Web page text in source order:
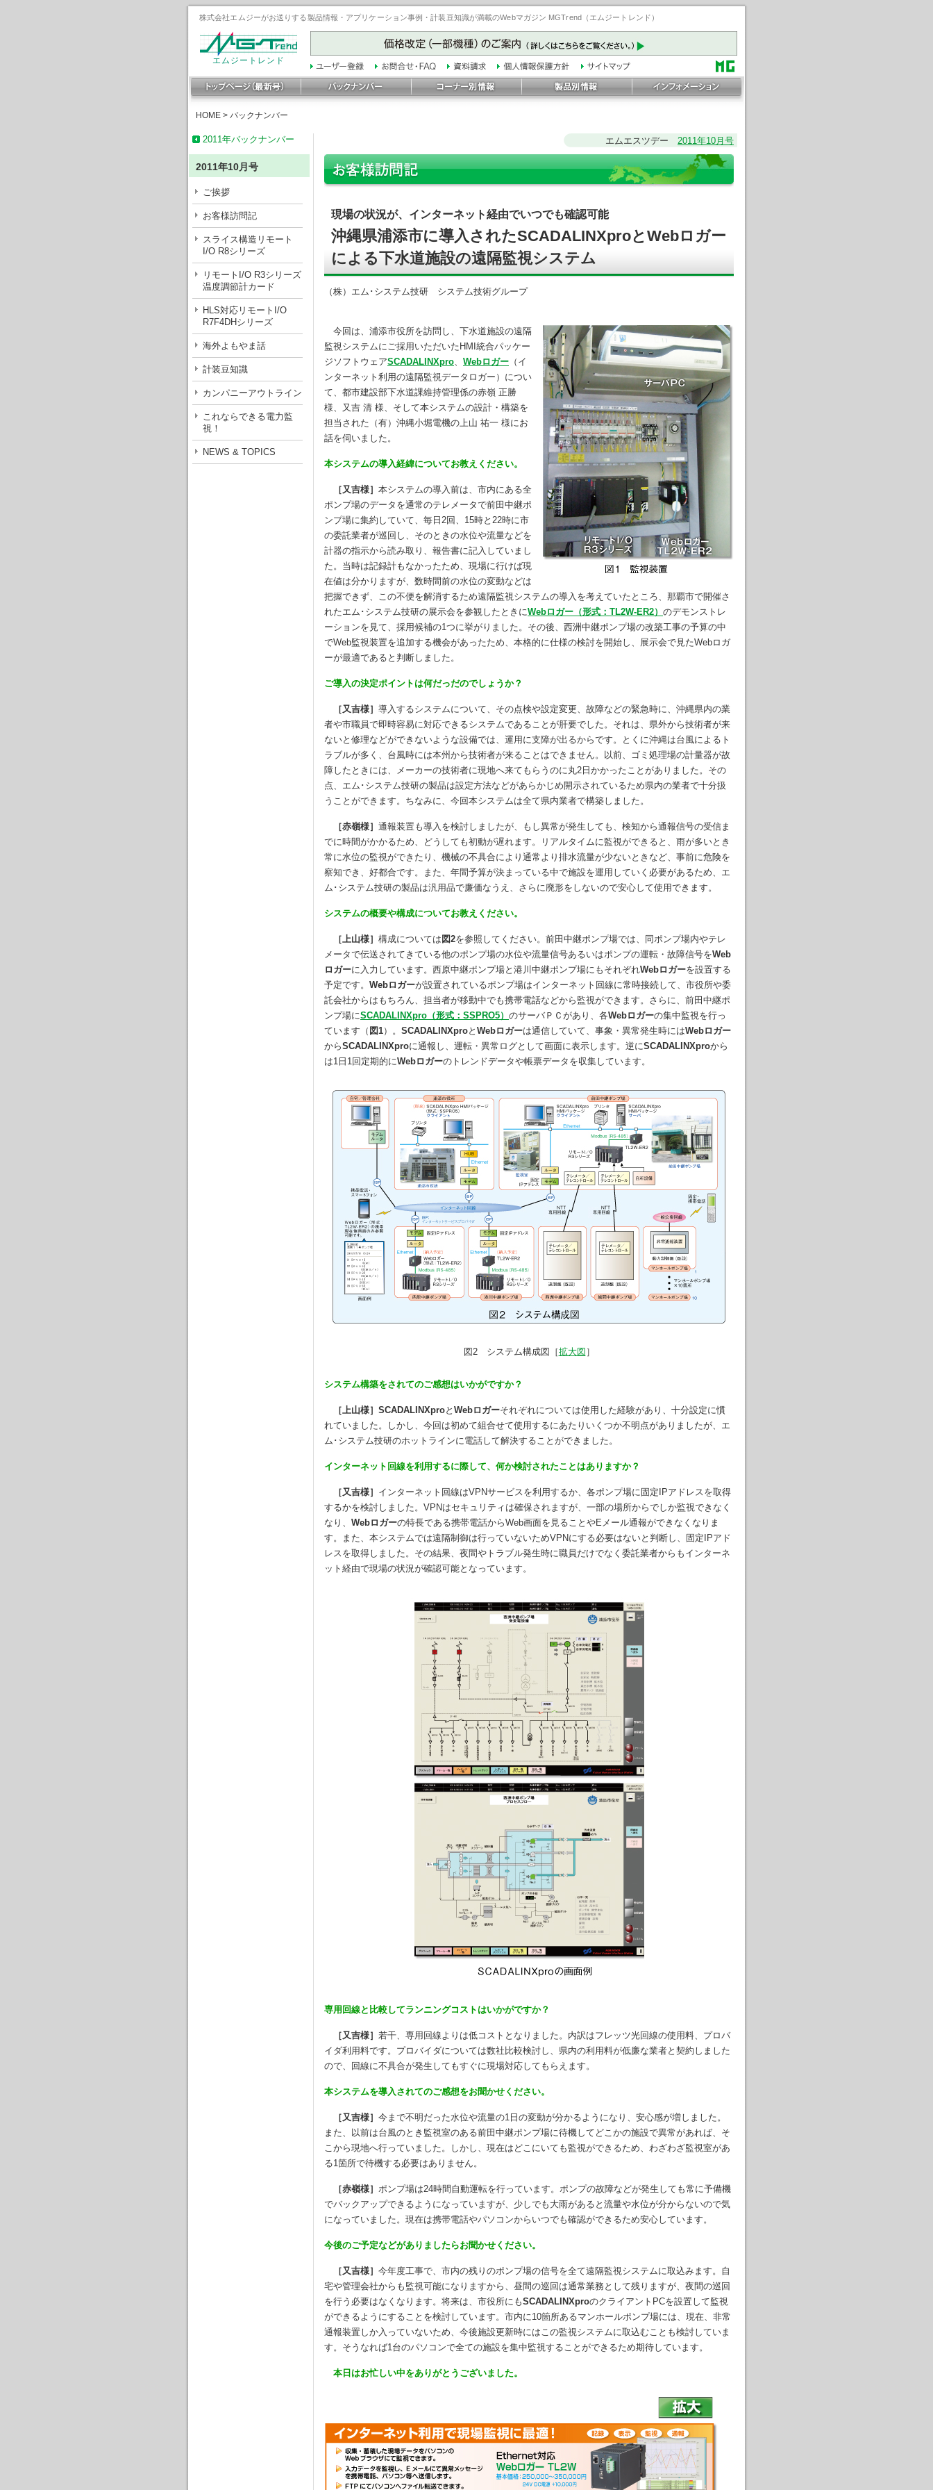
株式会社エムジーがお送りする製品情報・アプリケーション事例・計装豆知識が満載のWebマガジン MGTrend（エムジートレンド）
エムジートレンド
HOME > バックナンバー
2011年バックナンバー
2011年10月号
ご挨拶
お客様訪問記
スライス構造リモート
I/O R8シリーズ
リモートI/O R3シリーズ
温度調節計カード
HLS対応リモートI/O
R7F4DHシリーズ
海外よもやま話
計装豆知識
カンパニーアウトライン
これならできる電力監
視！
NEWS & TOPICS
エムエスツデー 2011年10月号
現場の状況が、インターネット経由でいつでも確認可能
沖縄県浦添市に導入されたSCADALINXproとWebロガー
による下水道施設の遠隔監視システム
（株）エム･システム技研 システム技術グループ
今回は、浦添市役所を訪問し、下水道施設の遠隔
監視システムにご採用いただいたHMI統合パッケー
ジソフトウェアSCADALINXpro、 Webロガー （イ
ンターネット利用の遠隔監視データロガー）につい
て、都市建設部下水道課維持管理係の赤嶺 正勝
様、又吉 清 様、そして本システムの設計・構築を
担当された（有）沖縄小堀電機の上山 祐一 様にお
話を伺いました。
本システムの導入経緯についてお教えください。
［又吉様］ 本システムの導入前は、市内にある全
ポンプ場のデータを通常のテレメータで前田中継ポ
ンプ場に集約していて、毎日2回、15時と22時に市
の委託業者が巡回し、そのときの水位や流量などを
計器の指示から読み取り、報告書に記入していまし
た。当時は記録計もなかったため、現場に行けば現
在値は分かりますが、数時間前の水位の変動などは
把握できず、この不便を解消するため遠隔監視システムの導入を考えていたところ、那覇市で開催さ
れたエム･システム技研の展示会を参観したときにWebロガー（形式：TL2W-ER2） のデモンストレ
ーションを見て、採用候補の1つに挙がりました。その後、西洲中継ポンプ場の改築工事の予算の中
でWeb監視装置を追加する機会があったため、本格的に仕様の検討を開始し、展示会で見たWebロガ
ーが最適であると判断しました。
ご導入の決定ポイントは何だっだのでしょうか？
［又吉様］ 導入するシステムについて、その点検や設定変更、故障などの緊急時に、沖縄県内の業
者や市職員で即時容易に対応できるシステムであることが肝要でした。それは、県外から技術者が来
ないと修理などができないような設備では、運用に支障が出るからです。とくに沖縄は台風によるト
ラブルが多く、台風時には本州から技術者が来ることはできません。以前、ゴミ処理場の計量器が故
障したときには、メーカーの技術者に現地へ来てもらうのに丸2日かかったことがありました。その
点、エム･システム技研の製品は設定方法などがあらかじめ開示されているため県内の業者で十分扱
うことができます。ちなみに、今回本システムは全て県内業者で構築しました。
［赤嶺様］ 通報装置も導入を検討しましたが、もし異常が発生しても、検知から通報信号の受信ま
でに時間がかかるため、どうしても初動が遅れます。リアルタイムに監視ができると、雨が多いとき
常に水位の監視ができたり、機械の不具合により通常より排水流量が少ないときなど、事前に危険を
察知でき、好都合です。また、年間予算が決まっている中で施設を運用していく必要があるため、エ
ム･システム技研の製品は汎用品で廉価なうえ、さらに廃形をしないので安心して使用できます。
システムの概要や構成についてお教えください。
［上山様］ 構成については 図2を参照してください。前田中継ポンプ場では、同ポンプ場内やテレ
メータで伝送されてきている他のポンプ場の水位や流量信号あるいはポンプの運転・故障信号をWeb
ロガーに入力しています。西原中継ポンプ場と港川中継ポンプ場にもそれぞれWebロガーを設置する
予定です。 Webロガーが設置されているポンプ場はインターネット回線に常時接続して、市役所や委
託会社からはもちろん、担当者が移動中でも携帯電話などから監視ができます。さらに、前田中継ポ
ンプ場にSCADALINXpro（形式：SSPRO5） のサーバＰＣがあり、各Webロガーの集中監視を行っ
ています（ 図1）。 SCADALINXproと Webロガーは通信していて、事象・異常発生時にはWebロガー
からSCADALINXproに通報し、運転・異常ログとして画面に表示します。逆にSCADALINXproから
は1日1回定期的にWebロガーのトレンドデータや帳票データを収集しています。
図2 システム構成図［拡大図 ］
システム構築をされてのご感想はいかがですか？
［上山様］SCADALINXproと Webロガーそれぞれについては使用した経験があり、十分設定に慣
れていました。しかし、今回は初めて組合せて使用するにあたりいくつか不明点がありましたが、エ
ム･システム技研のホットラインに電話して解決することができました。
インターネット回線を利用するに際して、何か検討されたことはありますか？
［又吉様］ インターネット回線はVPNサービスを利用するか、各ポンプ場に固定IPアドレスを取得
するかを検討しました。VPNはセキュリティは確保されますが、一部の場所からでしか監視できなく
なり、 Webロガーの特長である携帯電話からWeb画面を見ることやEメール通報ができなくなりま
す。また、本システムでは遠隔制御は行っていないためVPNにする必要はないと判断し、固定IPアド
レスを取得しました。その結果、夜間やトラブル発生時に職員だけでなく委託業者からもインターネ
ット経由で現場の状況が確認可能となっています。
専用回線と比較してランニングコストはいかがですか？
［又吉様］ 若干、専用回線よりは低コストとなりました。内訳はフレッツ光回線の使用料、プロバ
イダ利用料です。プロバイダについては数社比較検討し、県内の利用料が低廉な業者と契約しました
ので、回線に不具合が発生してもすぐに現場対応してもらえます。
本システムを導入されてのご感想をお聞かせください。
［又吉様］ 今まで不明だった水位や流量の1日の変動が分かるようになり、安心感が増しました。
また、以前は台風のとき監視室のある前田中継ポンプ場に待機してどこかの施設で異常があれば、そ
こから現地へ行っていました。しかし、現在はどこにいても監視ができるため、わざわざ監視室があ
る1箇所で待機する必要はありません。
［赤嶺様］ ポンプ場は24時間自動運転を行っています。ポンプの故障などが発生しても常に予備機
でバックアップできるようになっていますが、少しでも大雨があると流量や水位が分からないので気
になっていました。現在は携帯電話やパソコンからいつでも確認ができるため安心しています。
今後のご予定などがありましたらお聞かせください。
［又吉様］ 今年度工事で、市内の残りのポンプ場の信号を全て遠隔監視システムに取込みます。自
宅や管理会社からも監視可能になりますから、昼間の巡回は通常業務として残りますが、夜間の巡回
を行う必要はなくなります。将来は、市役所にもSCADALINXproのクライアントPCを設置して監視
ができるようにすることを検討しています。市内に10箇所あるマンホールポンプ場には、現在、非常
通報装置しか入っていないため、今後施設更新時にはこの監視システムに取込むことも検討していま
す。そうなれば1台のパソコンで全ての施設を集中監視することができるため期待しています。
本日はお忙しい中をありがとうございました。